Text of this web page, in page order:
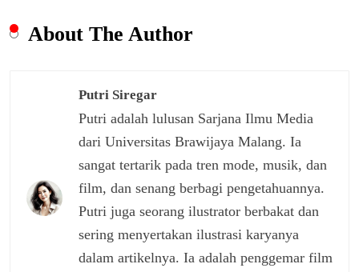
About The Author
Putri Siregar
Putri adalah lulusan Sarjana Ilmu Media
dari Universitas Brawijaya Malang. Ia
sangat tertarik pada tren mode, musik, dan
film, dan senang berbagi pengetahuannya.
Putri juga seorang ilustrator berbakat dan
sering menyertakan ilustrasi karyanya
dalam artikelnya. Ia adalah penggemar film